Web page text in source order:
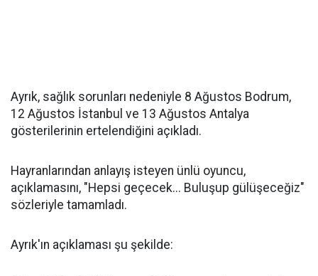
Ayrık, sağlık sorunları nedeniyle 8 Ağustos Bodrum,
12 Ağustos İstanbul ve 13 Ağustos Antalya
gösterilerinin ertelendiğini açıkladı.
Hayranlarından anlayış isteyen ünlü oyuncu,
açıklamasını, "Hepsi geçecek... Buluşup gülüşeceğiz"
sözleriyle tamamladı.
Ayrık'ın açıklaması şu şekilde: